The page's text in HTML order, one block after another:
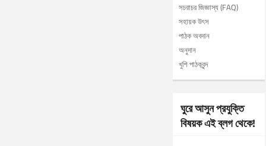
সচরাচর জিজ্ঞাস্য (FAQ)
সহায়ক উৎস
পাঠক অবদান
অনুদান
খুশি পাঠকবৃন্দ
ঘুরে আসুন প্রযুক্তি
বিষয়ক এই ব্লগ থেকে!